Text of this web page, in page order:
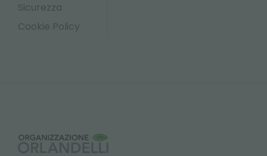
Sicurezza
Cookie Policy